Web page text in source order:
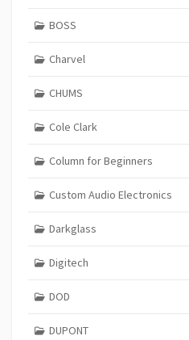
BOSS
Charvel
CHUMS
Cole Clark
Column for Beginners
Custom Audio Electronics
Darkglass
Digitech
DOD
DUPONT